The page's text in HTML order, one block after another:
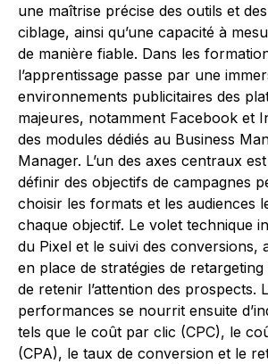
une maîtrise précise des outils et
ciblage, ainsi qu’une capacité à
de manière fiable. Dans les
l’apprentissage passe par une
environnements publicitaires des
majeures, notamment Facebook et
des modules dédiés au Business
Manager. L’un des axes centraux
définir des objectifs de campagnes
choisir les formats et les audiences
chaque objectif. Le volet technique
du Pixel et le suivi des conversions,
en place de stratégies de retargeting
de retenir l’attention des prospects.
performances se nourrit ensuite
tels que le coût par clic (CPC), le
(CPA), le taux de conversion et le